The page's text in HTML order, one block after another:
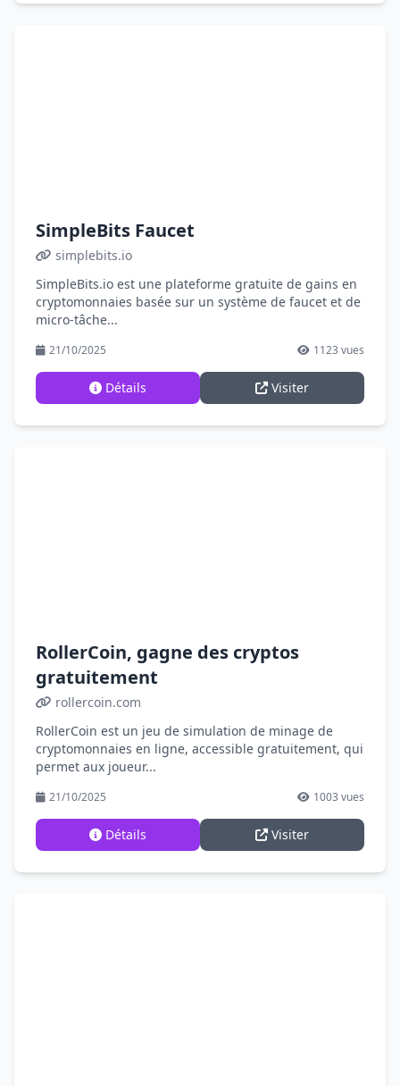
SimpleBits Faucet
simplebits.io
SimpleBits.io est une plateforme gratuite de gains en
cryptomonnaies basée sur un système de faucet et de
micro-tâche...
21/10/2025 1123 vues
Détails Visiter
RollerCoin, gagne des cryptos
gratuitement
rollercoin.com
RollerCoin est un jeu de simulation de minage de
cryptomonnaies en ligne, accessible gratuitement, qui
permet aux joueur...
21/10/2025 1003 vues
Détails Visiter